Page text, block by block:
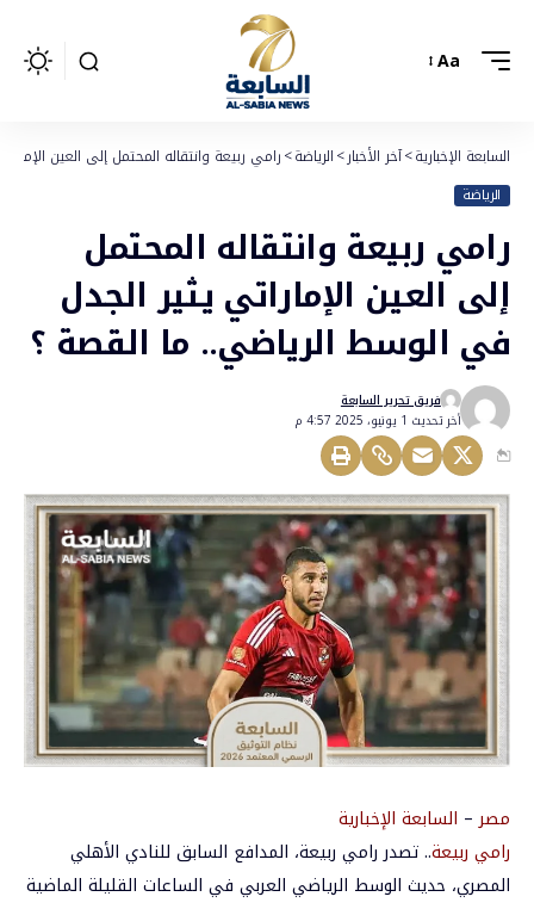
Aa
السابعة الإخبارية>آخر الأخبار>الرياضة>رامي ربيعة وانتقاله المحتمل إلى العين
الرياضة
رامي ربيعة وانتقاله المحتمل
إلى العين الإماراتي يثير الجدل
في الوسط الرياضي.. ما القصة ؟
أخر تحديث 1 يونيو، 2025 4:57 م
فريق تحرير السابعة
مصر– السابعة الإخبارية
رامي ربيعة.. تصدر رامي ربيعة، المدافع السابق للنادي الأهلي
المصري، حديث الوسط الرياضي العربي في الساعات القليلة الماضية